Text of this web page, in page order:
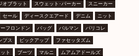
オブラット スウェット･パーカー スニーカー
セール ディースクエアード デニム ニット
フロンドン バッグ バルマン パリコレ
プス ピックアップ ファセッタズム
ト ブーツ マルニ ムアムアドールズ